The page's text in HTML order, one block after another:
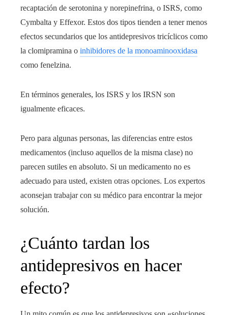
recaptación de serotonina y norepinefrina, o ISRS, como
Cymbalta y Effexor. Estos dos tipos tienden a tener menos
efectos secundarios que los antidepresivos tricíclicos como
la clomipramina o inhibidores de la monoaminooxidasa
como fenelzina.
En términos generales, los ISRS y los IRSN son
igualmente eficaces.
Pero para algunas personas, las diferencias entre estos
medicamentos (incluso aquellos de la misma clase) no
parecen sutiles en absoluto. Si un medicamento no es
adecuado para usted, existen otras opciones. Los expertos
aconsejan trabajar con su médico para encontrar la mejor
solución.
¿Cuánto tardan los
antidepresivos en hacer
efecto?